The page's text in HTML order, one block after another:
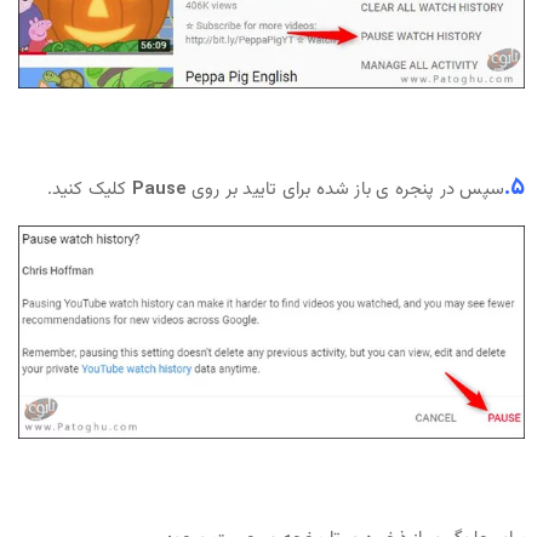
5. سپس در پنجره ی باز شده برای تایید بر روی Pause کلیک کنید.